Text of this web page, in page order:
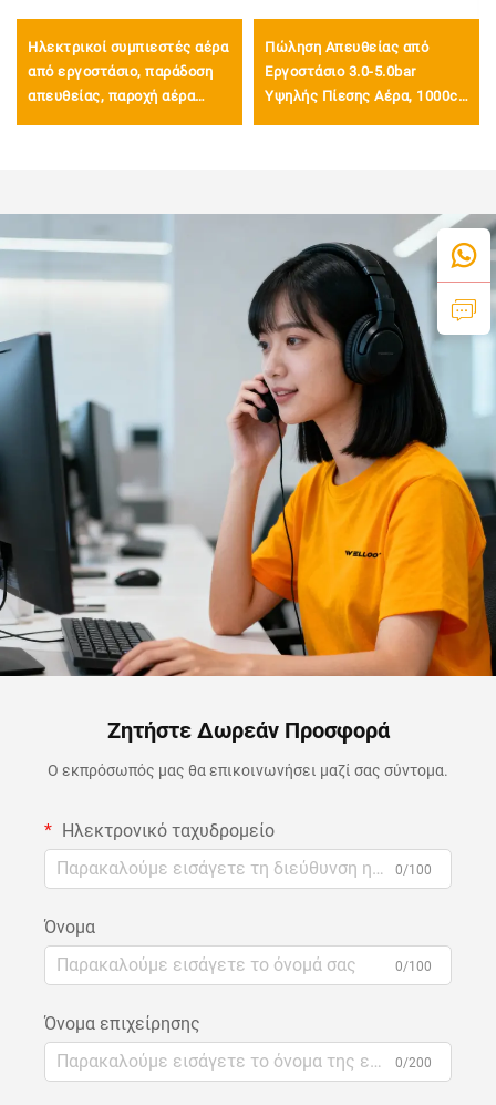
Ηλεκτρικοί συμπιεστές αέρα
από εργοστάσιο, παράδοση
απευθείας, παροχή αέρα
Πώληση Απευθείας από
Εργοστάσιο 3.0-5.0bar
Υψηλής Πίεσης Αέρα, 1000cc
Ζητήστε Δωρεάν Προσφορά
Ο εκπρόσωπός μας θα επικοινωνήσει μαζί σας σύντομα.
Ηλεκτρονικό ταχυδρομείο
0/100
Όνομα
0/100
Όνομα επιχείρησης
0/200